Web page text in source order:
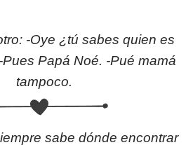
-Oye ¿tú sabes quien es
Papá Noé. -Pué mamá
tampoco.
sabe dónde encontrar